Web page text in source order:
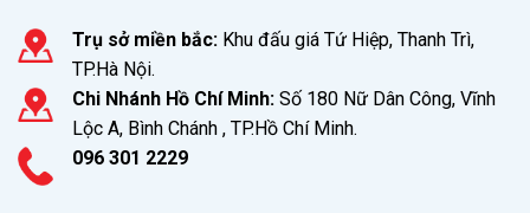
Trụ sở miền bắc: Khu đấu giá Tứ Hiệp, Thanh Trì,
TP.Hà Nội.
Chi Nhánh Hồ Chí Minh: Số 180 Nữ Dân Công, Vĩnh
Lộc A, Bình Chánh , TP.Hồ Chí Minh.
096 301 2229